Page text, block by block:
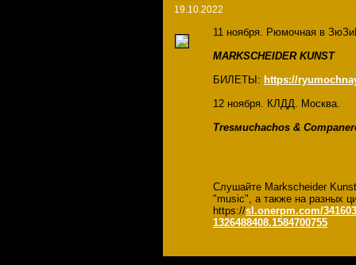
19.10.2022
11 ноября. Рюмочная в
MARKSCHEIDER KUNST
БИЛЕТЫ: https://
12 ноября. КЛДД. Москва.
Tresмuchachos &
Слушайте Markscheider
"music", а также на разных
https://sl.onerpm.com/
1326488408.1584700755